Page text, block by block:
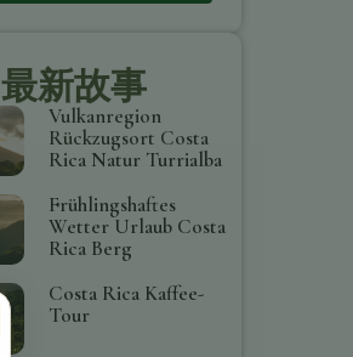
最新故事
Vulkanregion
Rückzugsort Costa
Rica Natur Turrialba
Frühlingshaftes
Wetter Urlaub Costa
Rica Berg
Costa Rica Kaffee-
Tour